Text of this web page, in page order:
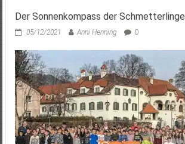
Der Sonnenkompass der Schmetterlinge
05/12/2021 Anni Henning 0